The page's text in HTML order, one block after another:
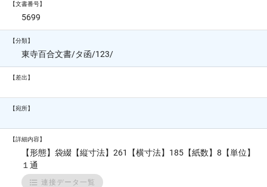
【文書番号】
5699
【分類】
東寺百合文書/タ函/123/
【差出】
【宛所】
【詳細内容】
【形態】袋綴【縦寸法】261【横寸法】185【紙数】8【単位】
１通
連接データ一覧